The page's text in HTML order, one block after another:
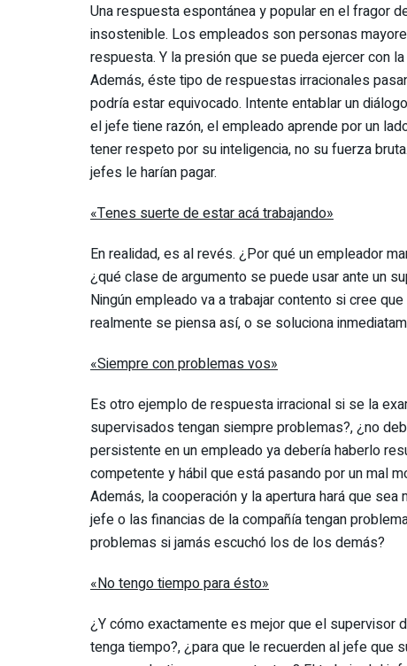
Una respuesta espontánea y popular en el fragor
insostenible. Los empleados son personas
respuesta. Y la presión que se pueda ejercer con
Además, éste tipo de respuestas irracionales
podría estar equivocado. Intente entablar un
el jefe tiene razón, el empleado aprende por un
tener respeto por su inteligencia, no su fuerza
jefes le harían pagar.
«Tenes suerte de estar acá trabajando»
En realidad, es al revés. ¿Por qué un empleador
¿qué clase de argumento se puede usar ante un
Ningún empleado va a trabajar contento si cree
realmente se piensa así, o se soluciona
«Siempre con problemas vos»
Es otro ejemplo de respuesta irracional si se la
supervisados tengan siempre problemas?, ¿no
persistente en un empleado ya debería haberlo
competente y hábil que está pasando por un mal
Además, la cooperación y la apertura hará que
jefe o las financias de la compañía tengan
problemas si jamás escuchó los de los demás?
«No tengo tiempo para ésto»
¿Y cómo exactamente es mejor que el supervisor
tenga tiempo?, ¿para que le recuerden al jefe